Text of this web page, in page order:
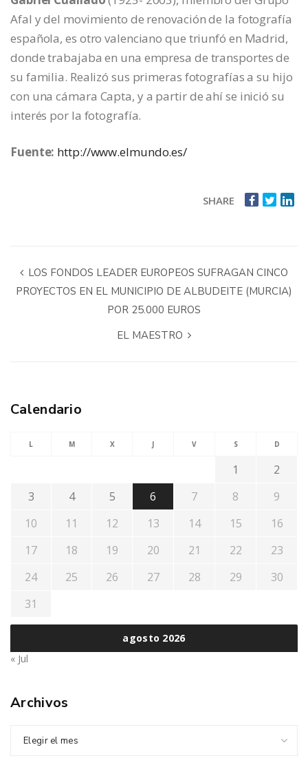
Afal y del movimiento de renovación de la fotografía
española, es otro valenciano que triunfó en Madrid,
donde trabajaba en una empresa de transportes de
su familia. Realizó sus primeras fotografías a su hijo
con una cámara Capta, y a partir de ahí se inició su
interés por la fotografía.
Fuente: http://www.elmundo.es/
SHARE
LOS FONDOS LEADER EUROPEOS SUFRAGAN CINCO
PROYECTOS EN EL MUNICIPIO DE ALBUDEITE (MURCIA)
POR 25.000 EUROS
EL MAESTRO
Calendario
agosto 2026
L M X J V S D
1
2
3
4 5 6 7 8
9
10
11 12 13 14 15
16
17
18 19 20 21 22
23
24
25 26 27 28 29
30
31
« Jul
Archivos
Elegir el mes